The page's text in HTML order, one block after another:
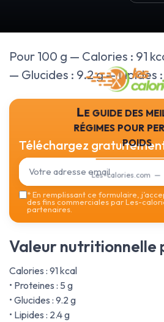
Pour 100 g — Calories : 91
— Glucides : 9.2 g — Lipides
Le guide des
régimes pour
poids
Les-calories.com —
Téléchargez
*En remplissant ce formulaire,
des fins commerciales par Les-
partenaires.
Valeur nutritionnelle
Calories : 91 kcal
• Proteines : 5 g
• Glucides : 9.2 g
• Lipides : 2.4 g